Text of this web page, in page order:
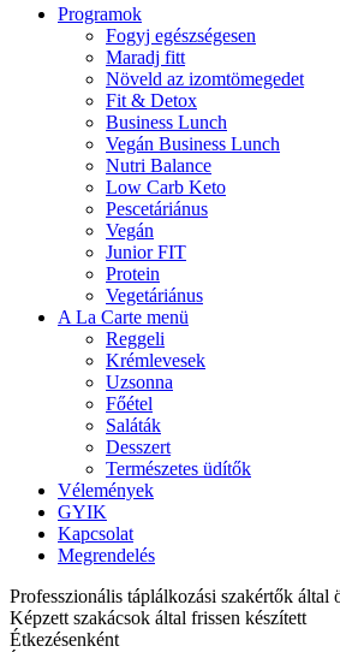
Programok
Fogyj egészségesen
Maradj fitt
Növeld az izomtömegedet
Fit & Detox
Business Lunch
Vegán Business Lunch
Nutri Balance
Low Carb Keto
Pescetáriánus
Vegán
Junior FIT
Protein
Vegetáriánus
A La Carte menü
Reggeli
Krémlevesek
Uzsonna
Főétel
Saláták
Desszert
Természetes üdítők
Vélemények
GYIK
Kapcsolat
Megrendelés
Professzionális táplálkozási szakértők által
Képzett szakácsok által frissen készített
Étkezésenként